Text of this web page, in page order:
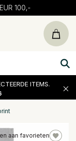
100,-
ITEMS.
aan favorieten